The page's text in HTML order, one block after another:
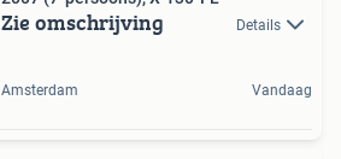
Zie omschrijving Details
Amsterdam Vandaag